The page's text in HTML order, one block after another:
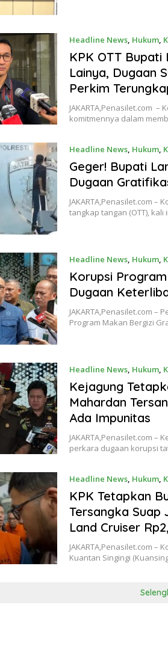
Headline News, Hukum,
KPK OTT
Lainya, Dugaan
Perkim
JAKARTA,Penasilet.com
komitmennya dalam
Headline News, Hukum,
Geger! Bupati
Dugaan
JAKARTA,Penasilet.com –
tangkap tangan (OTT), kali
Headline News, Hukum,
Korupsi
Dugaan
JAKARTA,Penasilet.com
Program Makan Bergizi
Headline News, Hukum,
Kejagung
Mahardan
Ada Impunitas
JAKARTA,Penasilet.com
perkara dugaan korupsi
Headline News, Hukum,
KPK Tetapkan
Tersangka Suap
Land Cruiser
JAKARTA,Penasilet.com –
Kuantan Singingi